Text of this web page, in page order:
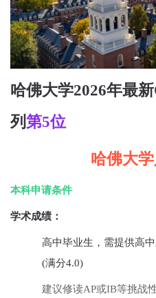
哈佛大学2026年最
列第5位
哈佛大
本科申请条件‌
‌学术成绩：
高中毕业生，需提供高
(满分4.0)
建议修读AP或IB等挑战